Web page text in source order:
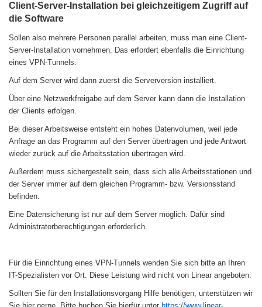
Client-Server-Installation bei gleichzeitigem Zugriff auf
die Software
Sollen also mehrere Personen parallel arbeiten, muss man eine Client-
Server-Installation vornehmen. Das erfordert ebenfalls die Einrichtung
eines VPN-Tunnels.
Auf dem Server wird dann zuerst die Serverversion installiert.
Über eine Netzwerkfreigabe auf dem Server kann dann die Installation
der Clients erfolgen.
Bei dieser Arbeitsweise entsteht ein hohes Datenvolumen, weil jede
Anfrage an das Programm auf den Server übertragen und jede Antwort
wieder zurück auf die Arbeitsstation übertragen wird.
Außerdem muss sichergestellt sein, dass sich alle Arbeitsstationen und
der Server immer auf dem gleichen Programm- bzw. Versionsstand
befinden.
Eine Datensicherung ist nur auf dem Server möglich. Dafür sind
Administratorberechtigungen erforderlich.
Für die Einrichtung eines VPN-Tunnels wenden Sie sich bitte an Ihren
IT-Spezialisten vor Ort. Diese Leistung wird nicht von Linear angeboten.
Sollten Sie für den Installationsvorgang Hilfe benötigen, unterstützen wir